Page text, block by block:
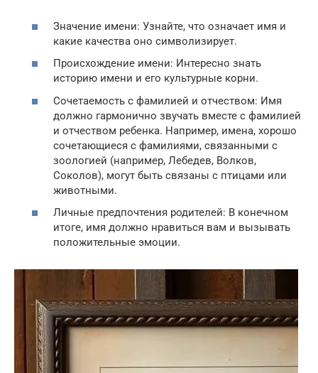
Значение имени: Узнайте, что означает имя и
какие качества оно символизирует.
Происхождение имени: Интересно знать
историю имени и его культурные корни.
Сочетаемость с фамилией и отчеством: Имя
должно гармонично звучать вместе с фамилией
и отчеством ребенка. Например, имена, хорошо
сочетающиеся с фамилиями, связанными с
зоологией (например, Лебедев, Волков,
Соколов), могут быть связаны с птицами или
животными.
Личные предпочтения родителей: В конечном
итоге, имя должно нравиться вам и вызывать
положительные эмоции.